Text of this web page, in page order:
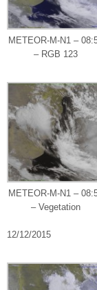
METEOR-M-N1 –
– RGB 123
METEOR-M-N1 –
– Vegetation
12/12/2015